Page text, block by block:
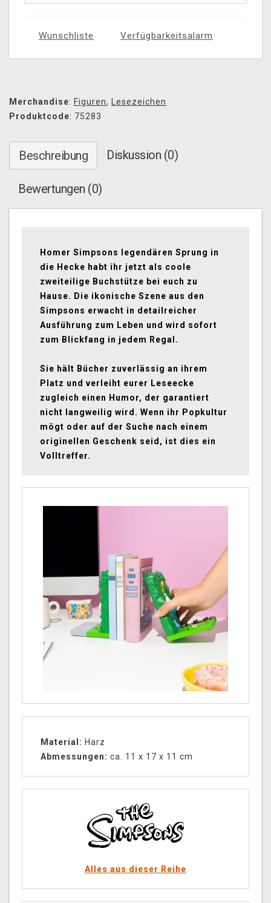
Wunschliste Verfügbarkeitsalarm
Merchandise: Figuren, Lesezeichen
Produktcode: 75283
Beschreibung Diskussion (0)
Bewertungen (0)
Homer Simpsons legendären Sprung in
die Hecke habt ihr jetzt als coole
zweiteilige Buchstütze bei euch zu
Hause. Die ikonische Szene aus den
Simpsons erwacht in detailreicher
Ausführung zum Leben und wird sofort
zum Blickfang in jedem Regal.
Sie hält Bücher zuverlässig an ihrem
Platz und verleiht eurer Leseecke
zugleich einen Humor, der garantiert
nicht langweilig wird. Wenn ihr Popkultur
mögt oder auf der Suche nach einem
originellen Geschenk seid, ist dies ein
Volltreffer.
Material: Harz
Abmessungen: ca. 11 x 17 x 11 cm
Alles aus dieser Reihe